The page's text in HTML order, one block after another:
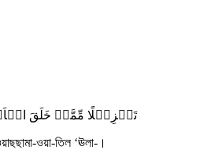
تَنۡزِیۡلًا مِّمَّنۡ خَلَقَ
ওয়া-তিল ‘ঊলা-।